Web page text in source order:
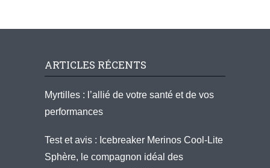
ARTICLES RÉCENTS
Myrtilles : l’allié de votre santé et de vos
performances
Test et avis : Icebreaker Merinos Cool-Lite
Sphère, le compagnon idéal des